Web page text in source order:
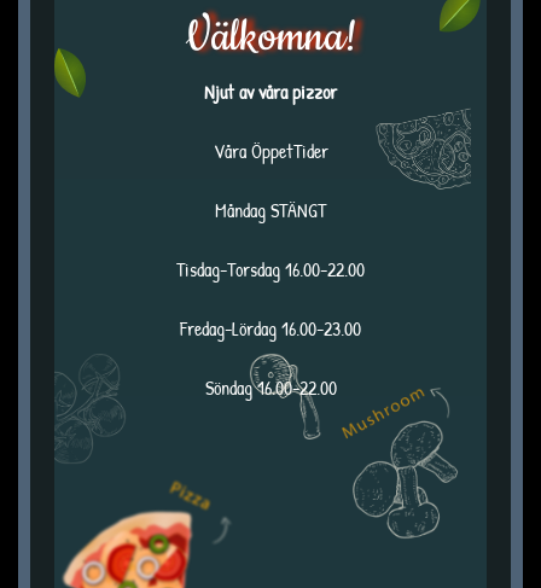
Välkomna!
Njut av våra pizzor
Våra ÖppetTider
Måndag STÄNGT
Tisdag-Torsdag 16.00-22.00
Fredag-Lördag 16.00-23.00
Söndag 16.00-22.00